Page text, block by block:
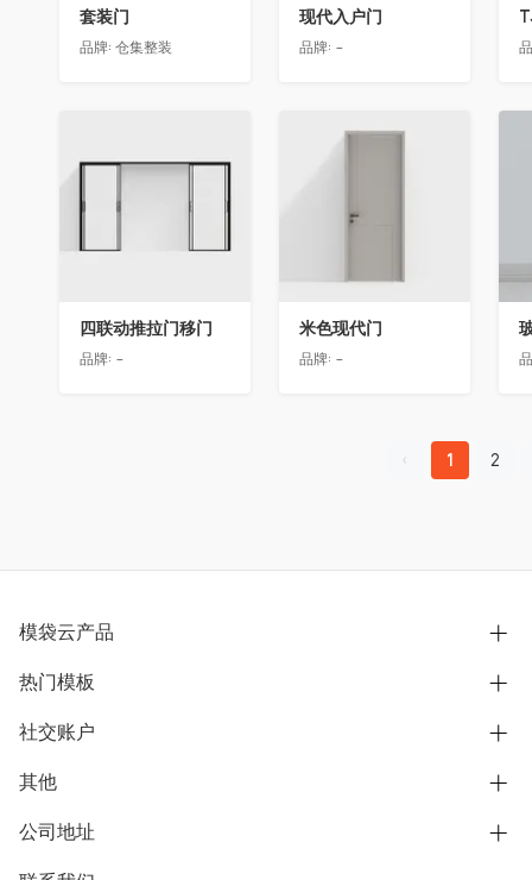
套装门
品牌: 仓集整装
现代入户门
品牌: -
四联动推拉门移门
品牌: -
收藏
米色现代门
品牌: -
1 2
模袋云产品
别墅设计营销
模型协同展示分享
别墅社区
热门模板
欧式别墅
中式别墅
社交账户
B站
抖音
微信公众号
其他
用户服务协议
隐私政策
公司地址